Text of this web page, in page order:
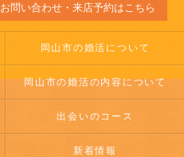
お問い合わせ・来店予約はこちら
岡山市の婚活について
岡山市の婚活の内容について
出会いのコース
新着情報